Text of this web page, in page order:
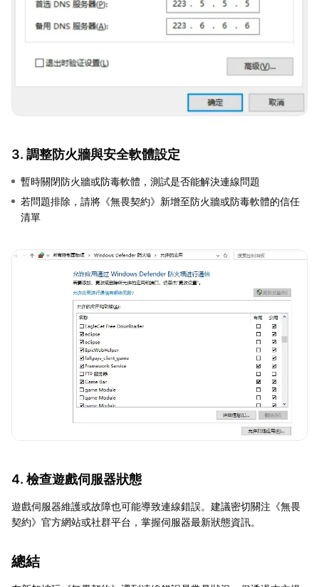
3. 調整防火牆與安全軟體設定
暫時關閉防火牆或防毒軟體，測試是否能解決連線問題
若問題排除，請將《無畏契約》新增至防火牆或防毒軟體的信任
清單
4. 檢查遊戲伺服器狀態
遊戲伺服器維護或故障也可能導致連線錯誤。建議密切關注《無畏
契約》官方網站或社群平台，掌握伺服器最新狀態資訊。
總結